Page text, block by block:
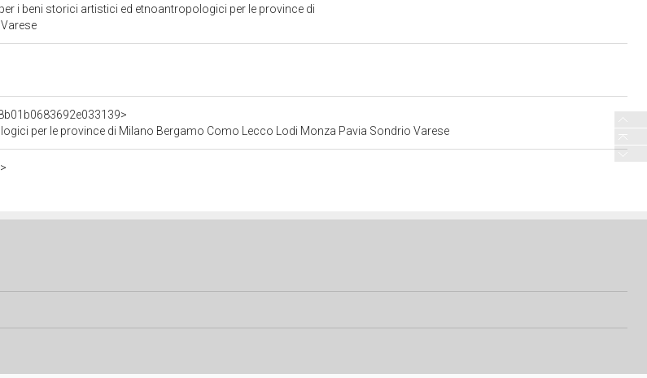
i beni storici artistici ed etnoantropologici per le province di
per le province di Milano Bergamo Como Lecco Lodi Monza Pavia Sondrio Varese